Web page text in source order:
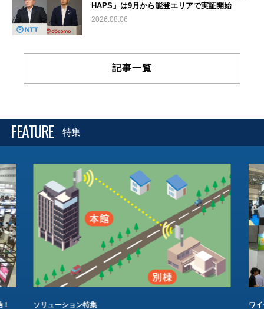
HAPS」は9月から能登エリアで実証開始
2026.08.06
記事一覧
FEATURE 特集
ソリューション特集 ワ